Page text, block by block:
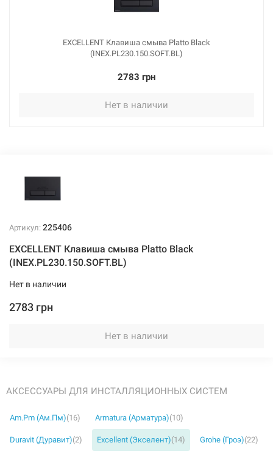
EXCELLENT Клавиша смыва Platto Black
(INEX.PL230.150.SOFT.BL)
2783 грн
Нет в наличии
Артикул: 225406
EXCELLENT Клавиша смыва Platto Black
(INEX.PL230.150.SOFT.BL)
Нет в наличии
2783 грн
Нет в наличии
АКСЕССУАРЫ ДЛЯ ИНСТАЛЛЯЦИОННЫХ СИСТЕМ
Am.Pm (Ам.Пм)(16) Armatura (Арматура)(10)
Duravit (Дуравит)(2) Excellent (Экселент)(14) Grohe (Гроэ)(22)